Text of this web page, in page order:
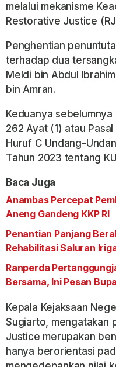
melalui mekanisme
Restorative Justice
Penghentian
terhadap dua
Meldi bin Abdul
bin Amran.
Keduanya sebelumnya
262 Ayat (1) atau
Huruf C Undang-
Tahun 2023 tentang
Baca Juga
Anambas Percepat
Aneng Gandeng KKP RI
Penantian Panjang
Rehabilitasi Saluran
Ranperda
Bersama, Ini Pesan
Kepala Kejaksaan
Sugiarto, mengatakan
Justice merupakan
hanya berorientasi